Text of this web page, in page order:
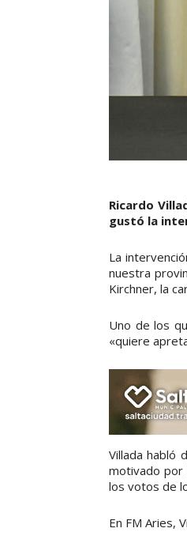
Ricardo
gustó la
La
nuestra
Kirchner, la
Uno de los
«quiere
Villada habló
motivado por
los votos de
En FM Aries,